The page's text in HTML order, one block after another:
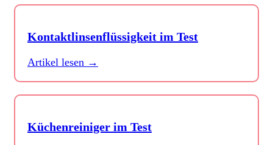
Kontaktlinsenflüssigkeit im Test
Artikel lesen →
Küchenreiniger im Test